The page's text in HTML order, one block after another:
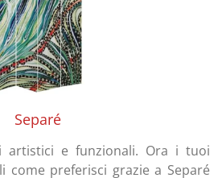
Separé
artistici e funzionali. Ora i tuoi
come preferisci grazie a Separé